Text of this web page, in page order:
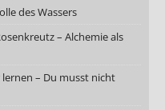
des Wassers
– Alchemie als
– Du musst nicht